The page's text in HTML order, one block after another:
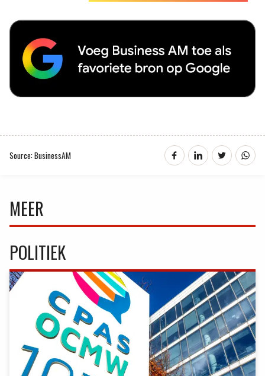
Source: BusinessAM
MEER
POLITIEK